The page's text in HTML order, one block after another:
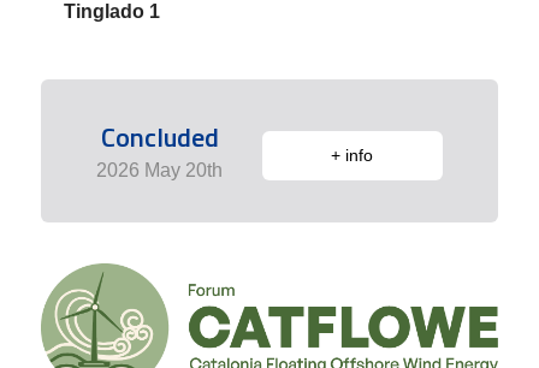
Tinglado 1
Concluded
2026 May 20th
+ info